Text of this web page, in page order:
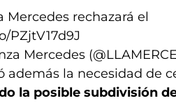
Mercedes rechazará el
PZjtV17d9J
Mercedes
además la necesidad de
la posible subdivisión